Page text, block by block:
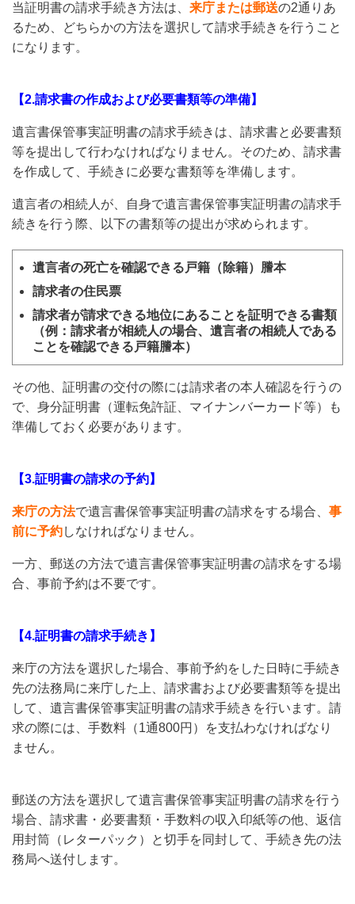
当証明書の請求手続き方法は、 来庁または郵送の2通りあ
るため、どちらかの方法を選択して請求手続きを行うこと
になります。
【2.請求書の作成および必要書類等の準備】
遺言書保管事実証明書の請求手続きは、請求書と必要書類
等を提出して行わなければなりません。そのため、請求書
を作成して、手続きに必要な書類等を準備します。
遺言者の相続人が、自身で遺言書保管事実証明書の請求手
続きを行う際、以下の書類等の提出が求められます。
遺言者の死亡を確認できる戸籍（除籍）謄本
請求者の住民票
請求者が請求できる地位にあることを証明できる書類
（例：請求者が相続人の場合、遺言者の相続人である
ことを確認できる戸籍謄本）
その他、証明書の交付の際には請求者の本人確認を行うの
で、身分証明書（運転免許証、マイナンバーカード等）も
準備しておく必要があります。
【3.証明書の請求の予約】
来庁の方法で遺言書保管事実証明書の請求をする場合、 事
前に予約しなければなりません。
一方、郵送の方法で遺言書保管事実証明書の請求をする場
合、事前予約は不要です。
【4.証明書の請求手続き】
来庁の方法を選択した場合、事前予約をした日時に手続き
先の法務局に来庁した上、請求書および必要書類等を提出
して、遺言書保管事実証明書の請求手続きを行います。請
求の際には、手数料（1通800円）を支払わなければなり
ません。
郵送の方法を選択して遺言書保管事実証明書の請求を行う
場合、請求書・必要書類・手数料の収入印紙等の他、返信
用封筒（レターパック）と切手を同封して、手続き先の法
務局へ送付します。